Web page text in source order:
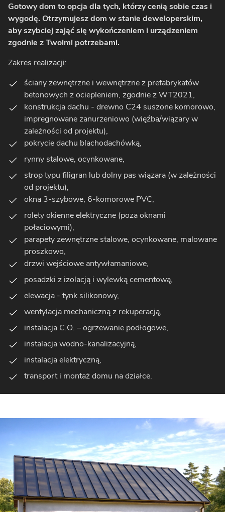
Gotowy dom to opcja dla tych, którzy cenią sobie czas i
wygodę. Otrzymujesz dom w stanie deweloperskim,
aby szybciej zająć się wykończeniem i urządzeniem
zgodnie z Twoimi potrzebami.
Zakres realizacji:
ściany zewnętrzne i wewnętrzne z prefabrykatów
betonowych z ociepleniem, zgodnie z WT2021,
konstrukcja dachu - drewno C24 suszone komorowo,
impregnowane zanurzeniowo (więźba/wiązary w
zależności od projektu),
pokrycie dachu blachodachówką,
rynny stalowe, ocynkowane,
strop typu filigran lub dolny pas wiązara (w zależności
od projektu),
okna 3-szybowe, 6-komorowe PVC,
rolety okienne elektryczne (poza oknami
połaciowymi),
parapety zewnętrzne stalowe, ocynkowane, malowane
proszkowo,
drzwi wejściowe antywłamaniowe,
posadzki z izolacją i wylewką cementową,
elewacja - tynk silikonowy,
wentylacja mechaniczną z rekuperacją,
instalacja C.O. – ogrzewanie podłogowe,
instalacja wodno-kanalizacyjną,
instalacja elektryczną,
transport i montaż domu na działce.